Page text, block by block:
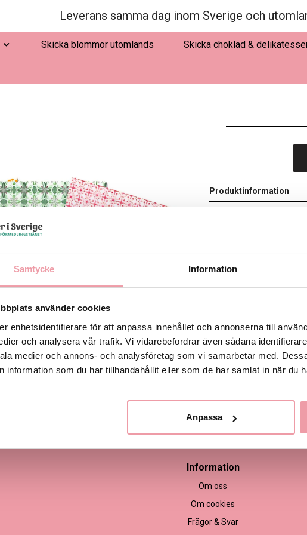
Samtycke Information
använder cookies
enhetsidentifierare för att anpassa innehållet och annonserna till
och analysera vår trafik. Vi vidarebefordrar även sådana
medier och annons- och analysföretag som vi samarbetar med.
information som du har tillhandahållit eller som de har samlat in när du
Anpassa
Leverans samma dag inom Sverige och
Skicka blommor utomlands Skicka choklad &
Produktinformation
Information
Om oss
Om cookies
Frågor & Svar